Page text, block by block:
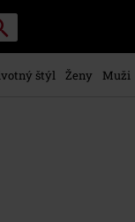
štýl Ženy Muži